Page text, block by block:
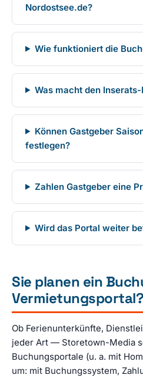
Nordostsee.de?
Wie funktioniert die
Was macht den
Können Gastgeber
festlegen?
Zahlen Gastgeber eine
Wird das Portal weiter
Sie planen ein
Vermietungsportal?
Ob Ferienunterkünfte,
jeder Art — Storetown-Media
Buchungsportale (u. a. mit
um: mit Buchungssystem,